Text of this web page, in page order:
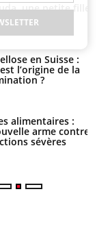
une petite fille
grâce à un
en Suisse :
l’origine de la
?
alimentaires :
arme contre
sévères
des enfants en
?
: ce que
pourront
faire
quel est ce
autorisé aux
?